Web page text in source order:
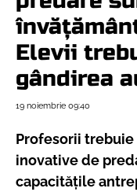
Elevii
gândirea
19 noiembrie 09:40
Profesorii trebuie
inovative de
capacitățile